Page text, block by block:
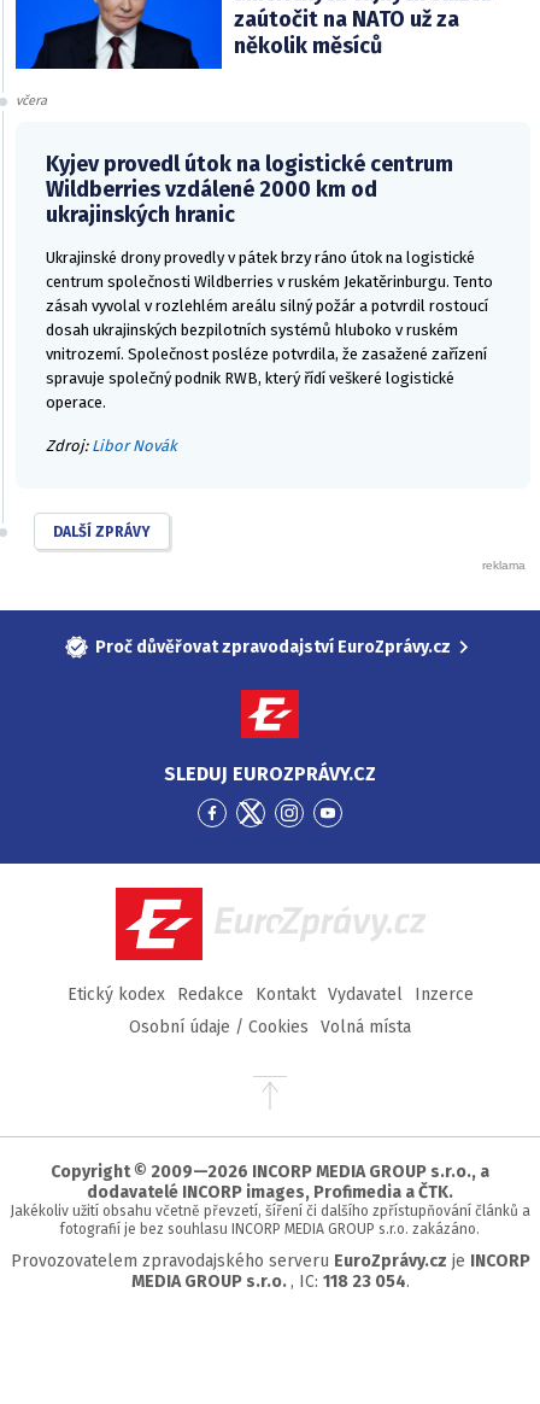
zaútočit na NATO už za
několik měsíců
včera
Kyjev provedl útok na logistické centrum
Wildberries vzdálené 2000 km od
ukrajinských hranic
Ukrajinské drony provedly v pátek brzy ráno útok na logistické
centrum společnosti Wildberries v ruském Jekatěrinburgu. Tento
zásah vyvolal v rozlehlém areálu silný požár a potvrdil rostoucí
dosah ukrajinských bezpilotních systémů hluboko v ruském
vnitrozemí. Společnost posléze potvrdila, že zasažené zařízení
spravuje společný podnik RWB, který řídí veškeré logistické
operace.
Zdroj: Libor Novák
DALŠÍ ZPRÁVY
Proč důvěřovat zpravodajství EuroZprávy.cz
SLEDUJ EUROZPRÁVY.CZ
Přejít
Facebook
Přejít
Twitter
Přejít
Instagram
Přejít
YouTube
EuroZprávy.cz
Etický kodex Redakce Kontakt Vydavatel
Inzerce
Osobní údaje / Cookies
Volná místa
Přejít
stránky
Copyright © 2009—2026 INCORP MEDIA GROUP s.r.o., a
dodavatelé INCORP images, Profimedia a ČTK.
Jakékoliv užití obsahu včetně převzetí, šíření či dalšího zpřístupňování článků a
fotografií je bez souhlasu INCORP MEDIA GROUP s.r.o. zakázáno.
Provozovatelem zpravodajského serveru EuroZprávy.cz je INCORP
MEDIA GROUP s.r.o., IC: 118 23 054.